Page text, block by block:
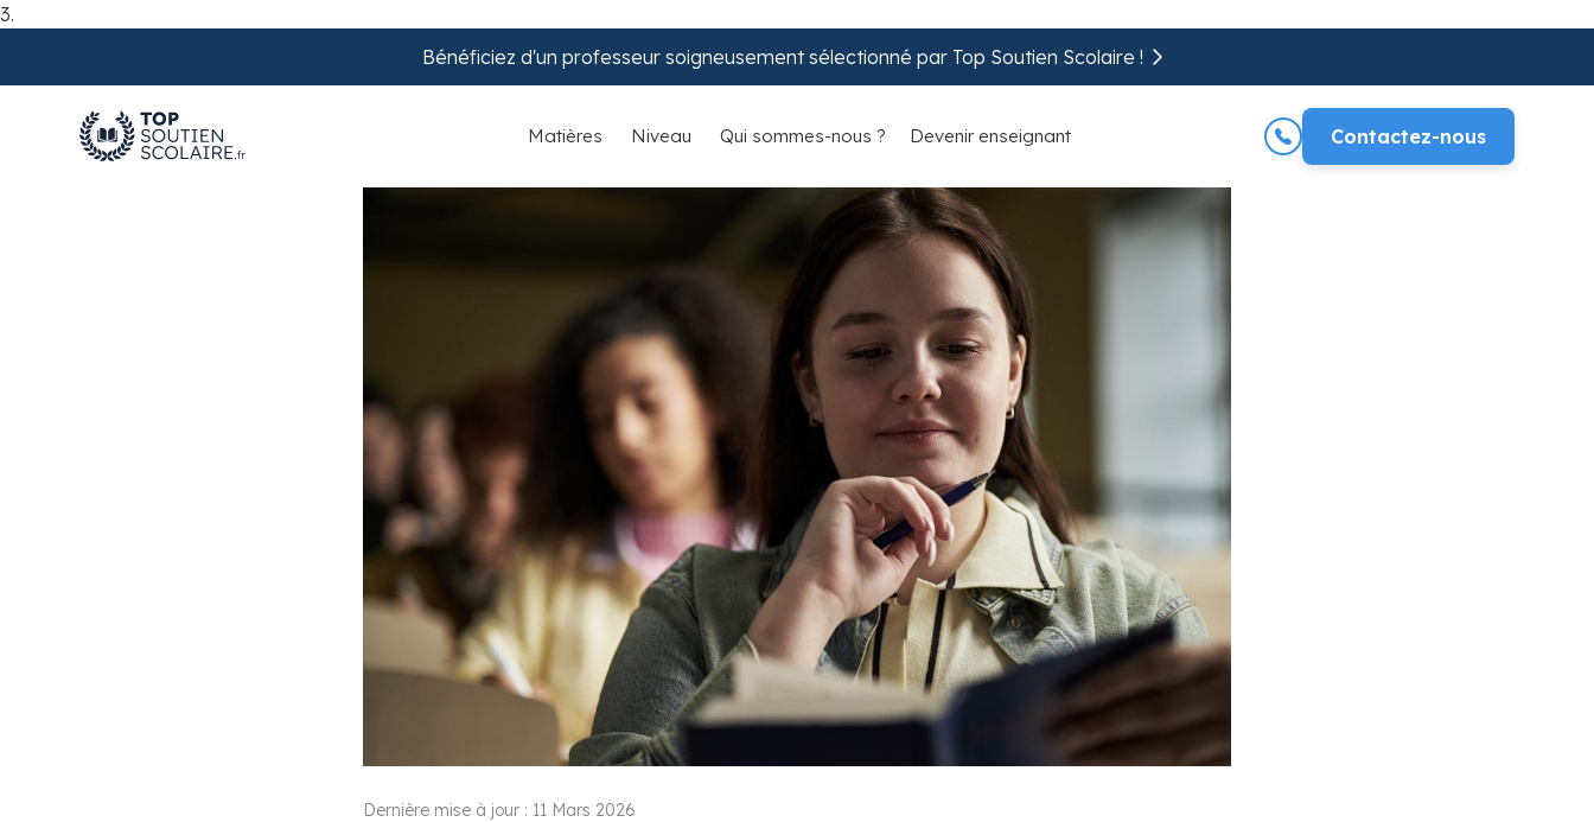
3.
Bénéficiez d'un professeur soigneusement sélectionné par Top Soutien Scolaire !
Matières Niveau Qui sommes-nous ? Devenir enseignant Contactez-nous
Dernière mise à jour : 11 Mars 2026